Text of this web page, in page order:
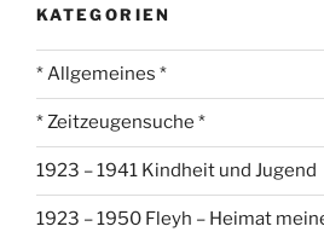
KATEGORIEN
* Allgemeines *
* Zeitzeugensuche *
1923 – 1941 Kindheit und Jugend
1923 – 1950 Fleyh – Heimat